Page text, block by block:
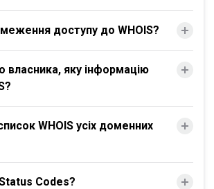
доступу до WHOIS?
власника, яку інформацію
WHOIS усіх доменних
Codes?